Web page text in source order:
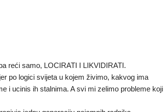
reći samo, LOCIRATI I LIKVIDIRATI.
po logici svijeta u kojem živimo, kakvog ima
i ucinis ih stalnima. A svi mi zelimo probleme koji